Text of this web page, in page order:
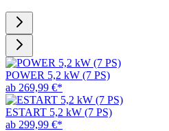
POWER 5,2 kW (7 PS)
ab 269,99 €*
ESTART 5,2 kW (7 PS)
ab 299,99 €*